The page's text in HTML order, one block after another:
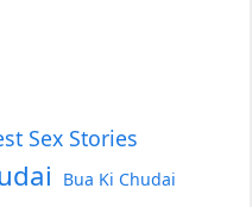
Sex Stories
Bua Ki Chudai